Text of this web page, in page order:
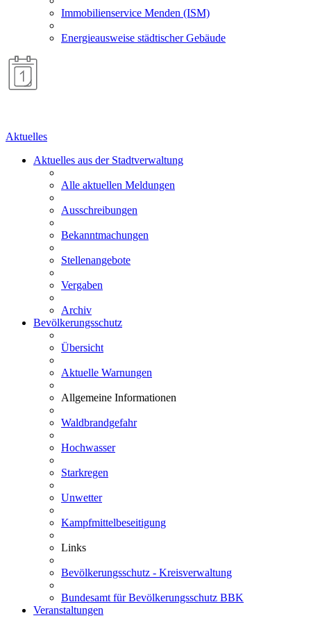
Immobilienservice Menden (ISM)
Energieausweise städtischer Gebäude
Aktuelles
Aktuelles aus der Stadtverwaltung
Alle aktuellen Meldungen
Ausschreibungen
Bekanntmachungen
Stellenangebote
Vergaben
Archiv
Bevölkerungsschutz
Übersicht
Aktuelle Warnungen
Allgemeine Informationen
Waldbrandgefahr
Hochwasser
Starkregen
Unwetter
Kampfmittelbeseitigung
Links
Bevölkerungsschutz - Kreisverwaltung
Bundesamt für Bevölkerungsschutz BBK
Veranstaltungen